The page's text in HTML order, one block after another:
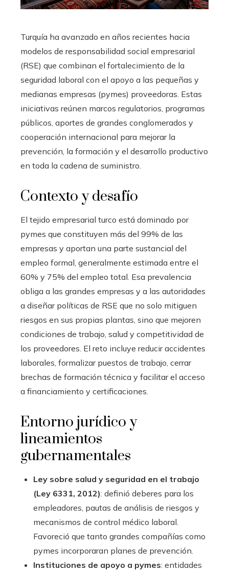
Turquía ha avanzado en años recientes hacia
modelos de responsabilidad social empresarial
(RSE) que combinan el fortalecimiento de la
seguridad laboral con el apoyo a las pequeñas y
medianas empresas (pymes) proveedoras. Estas
iniciativas reúnen marcos regulatorios, programas
públicos, aportes de grandes conglomerados y
cooperación internacional para mejorar la
prevención, la formación y el desarrollo productivo
en toda la cadena de suministro.
Contexto y desafío
El tejido empresarial turco está dominado por
pymes que constituyen más del 99% de las
empresas y aportan una parte sustancial del
empleo formal, generalmente estimada entre el
60% y 75% del empleo total. Esa prevalencia
obliga a las grandes empresas y a las autoridades
a diseñar políticas de RSE que no solo mitiguen
riesgos en sus propias plantas, sino que mejoren
condiciones de trabajo, salud y competitividad de
los proveedores. El reto incluye reducir accidentes
laborales, formalizar puestos de trabajo, cerrar
brechas de formación técnica y facilitar el acceso
a financiamiento y certificaciones.
Entorno jurídico y
lineamientos
gubernamentales
Ley sobre salud y seguridad en el trabajo
(Ley 6331, 2012): definió deberes para los
empleadores, pautas de análisis de riesgos y
mecanismos de control médico laboral.
Favoreció que tanto grandes compañías como
pymes incorporaran planes de prevención.
Instituciones de apoyo a pymes: entidades